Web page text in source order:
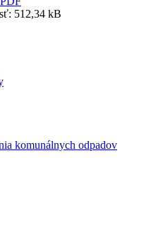
512,34 kB
komunálnych odpadov